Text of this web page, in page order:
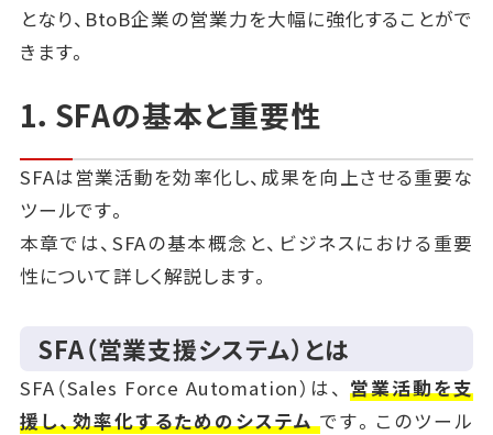
となり、BtoB企業の営業力を大幅に強化することがで
きます。
1．SFAの基本と重要性
SFAは営業活動を効率化し、成果を向上させる重要な
ツールです。
本章では、SFAの基本概念と、ビジネスにおける重要
性について詳しく解説します。
SFA（営業支援システム）とは
SFA（Sales Force Automation）は、営業活動を支
援し、効率化するためのシステムです。このツール